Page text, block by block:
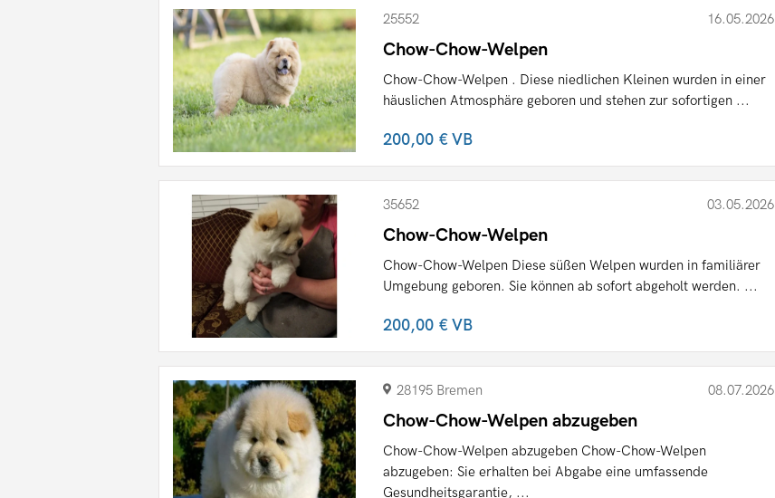
25552 16.05.2026
Chow-Chow-Welpen
Chow-Chow-Welpen . Diese niedlichen Kleinen wurden in einer
häuslichen Atmosphäre geboren und stehen zur sofortigen ...
200,00 €VB
35652 03.05.2026
Chow-Chow-Welpen
Chow-Chow-Welpen Diese süßen Welpen wurden in familiärer
Umgebung geboren. Sie können ab sofort abgeholt werden. ...
200,00 €VB
28195 Bremen 08.07.2026
Chow-Chow-Welpen abzugeben
Chow-Chow-Welpen abzugeben Chow-Chow-Welpen
abzugeben: Sie erhalten bei Abgabe eine umfassende
Gesundheitsgarantie, ...